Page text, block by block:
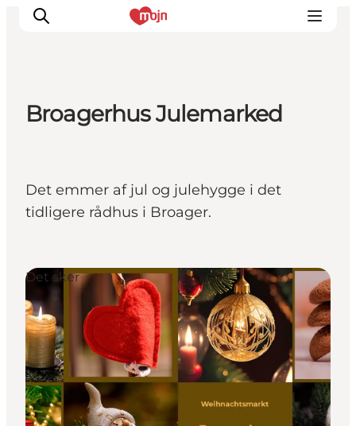
Det sker
Overnatning
Planlæg din ferie
Broagerhus Julemarked
Det emmer af jul og julehygge i det
tidligere rådhus i Broager.
Det sker